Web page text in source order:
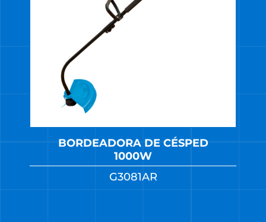
BORDEADORA DE CÉSPED
1000W
G3081AR